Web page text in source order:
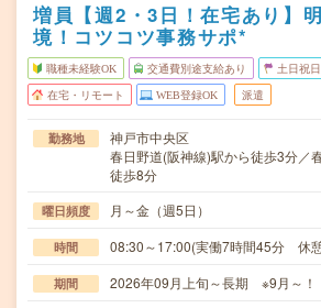
増員【週2・3日！在宅あり】
境！コツコツ事務サポ*
職種未経験OK 交通費別途支給あり 土日祝
在宅・リモート WEB登録OK 派遣
勤務地
神戸市中央区
春日野道(阪神線)駅から徒歩3分／
徒歩8分
曜日頻度 月～金（週5日）
時間 08:30～17:00(実働7時間45分 休
期間 2026年09月上旬～長期 ※9月～！